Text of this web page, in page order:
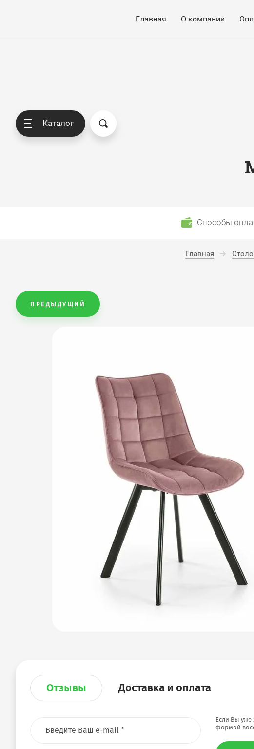
Главная О компании
Каталог
Способы
Главная
ПРЕДЫДУЩИЙ
Отзывы Доставка и оплата
Если Вы уже
формой